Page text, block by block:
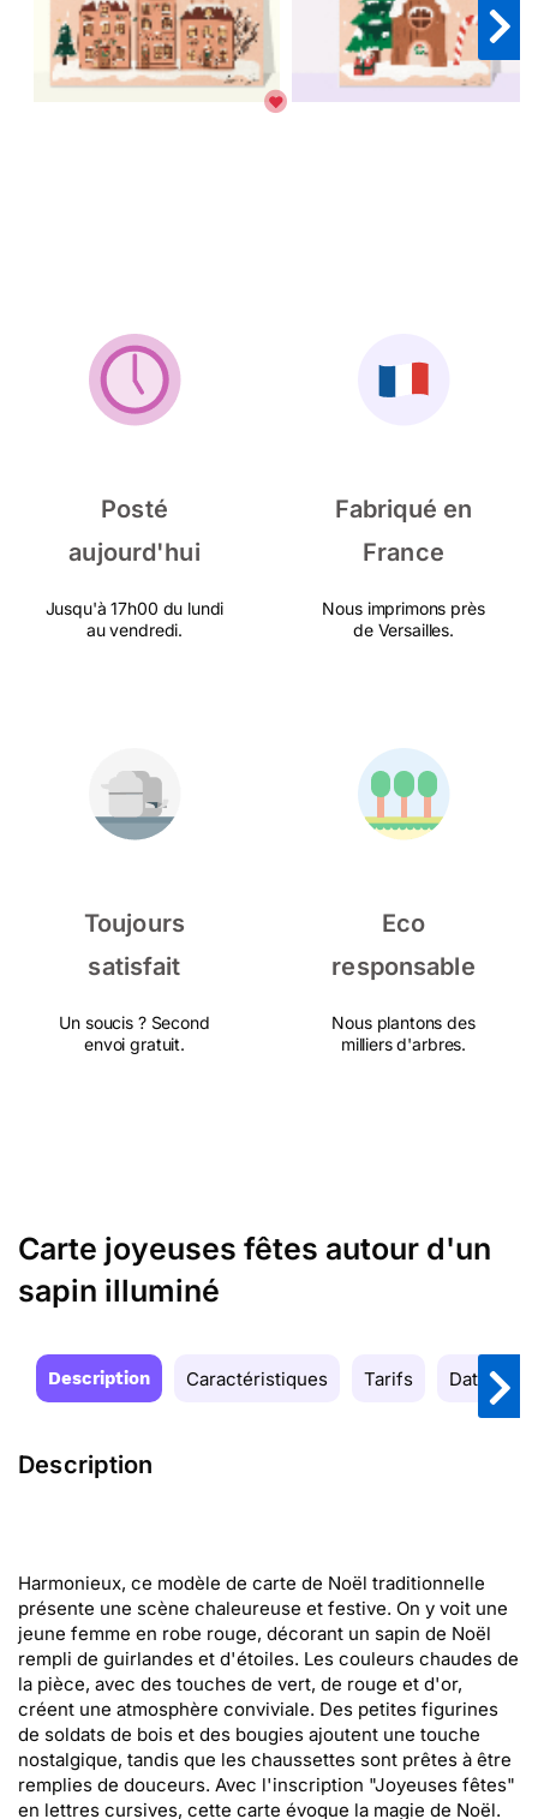
Posté
aujourd'hui
Jusqu'à 17h00 du lundi
au vendredi.
Fabriqué en
France
Nous imprimons près
de Versailles.
Toujours
satisfait
Un soucis ? Second
envoi gratuit.
Eco
responsable
Nous plantons des
milliers d'arbres.
Carte joyeuses fêtes autour d'un
sapin illuminé
Description Caractéristiques Tarifs Date de
Description
Harmonieux, ce modèle de carte de Noël traditionnelle
présente une scène chaleureuse et festive. On y voit une
jeune femme en robe rouge, décorant un sapin de Noël
rempli de guirlandes et d'étoiles. Les couleurs chaudes de
la pièce, avec des touches de vert, de rouge et d'or,
créent une atmosphère conviviale. Des petites figurines
de soldats de bois et des bougies ajoutent une touche
nostalgique, tandis que les chaussettes sont prêtes à être
remplies de douceurs. Avec l'inscription "Joyeuses fêtes"
en lettres cursives, cette carte évoque la magie de Noël.